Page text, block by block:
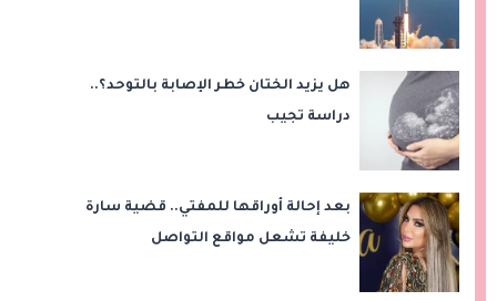
هل يزيد الختان خطر الإصابة بالتوحد؟..
دراسة تجيب
بعد إحالة أوراقها للمفتي.. قضية سارة
خليفة تشعل مواقع التواصل